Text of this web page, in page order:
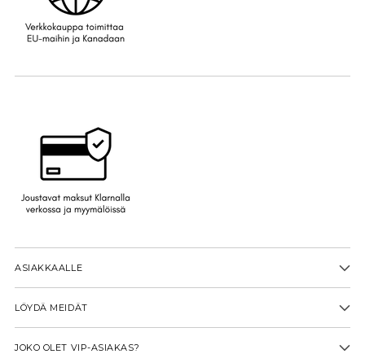
ASIAKKAALLE
LÖYDÄ MEIDÄT
JOKO OLET VIP-ASIAKAS?